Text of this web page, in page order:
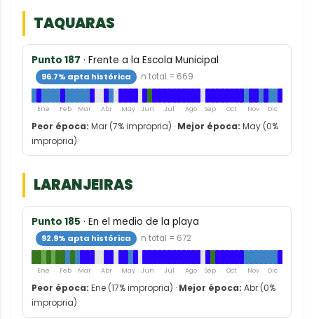
TAQUARAS
Punto 187 · Frente a la Escola Municipal
96.7% apta histórica n total = 669
Ene Feb Mar Abr May Jun Jul Ago Sep Oct Nov Dic
Peor época: Mar (7% impropria) · Mejor época: May (0%
impropria)
LARANJEIRAS
Punto 185 · En el medio de la playa
92.9% apta histórica n total = 672
Ene Feb Mar Abr May Jun Jul Ago Sep Oct Nov Dic
Peor época: Ene (17% impropria) · Mejor época: Abr (0%
impropria)